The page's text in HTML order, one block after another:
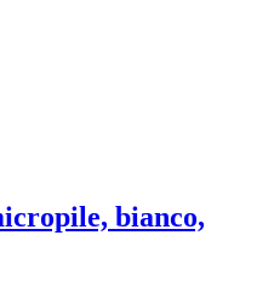
bianco,